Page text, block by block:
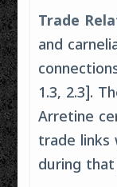
Trade
and
1.3, 2.3].
Arretine
trade links
during that